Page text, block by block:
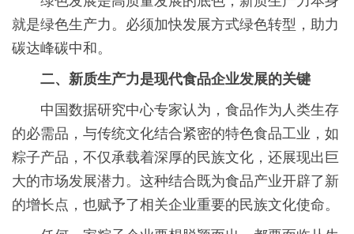
就是绿色生产力。必须加快发展方式绿色转型，助力
碳达峰碳中和。
二、新质生产力是现代食品企业发展的关键
中国数据研究中心专家认为，食品作为人类生存
的必需品，与传统文化结合紧密的特色食品工业，如
粽子产品，不仅承载着深厚的民族文化，还展现出巨
大的市场发展潜力。这种结合既为食品产业开辟了新
的增长点，也赋予了相关企业重要的民族文化使命。